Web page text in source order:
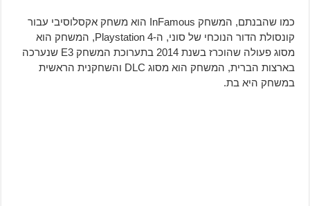
כמו שהבנתם, המשחק InFamous הוא משחק אקסלוסיבי עבור
קונסולת הדור הנוכחי של סוני, ה-Playstation 4, המשחק הוא
מסוג פעולה שהוכרז בשנת 2014 בתערוכת המשחק E3 שנערכה
בארצות הברית, המשחק הוא מסוג DLC והשחקנית הראשית
במשחק היא בת.